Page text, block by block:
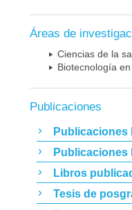
Áreas de
Ciencias de la
Biotecnología
Publicaciones
Publicaciones
Publicaciones
Libros
Tesis de